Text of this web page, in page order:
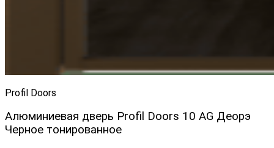
Profil Doors
Алюминиевая дверь Profil Doors 10 AG Деорэ
Черное тонированное